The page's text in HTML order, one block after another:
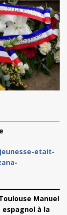
etait-
Manuel
espagnol à la